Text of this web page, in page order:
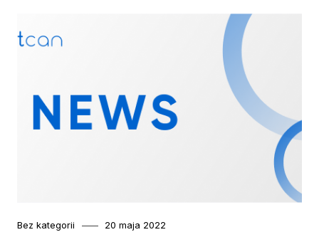
Category
Bez kategorii
Posted
20 maja 2022